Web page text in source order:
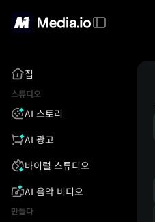
집
스튜디오
AI 스토리
AI 광고
바이럴 스튜디오
AI 음악 비디오
만들다